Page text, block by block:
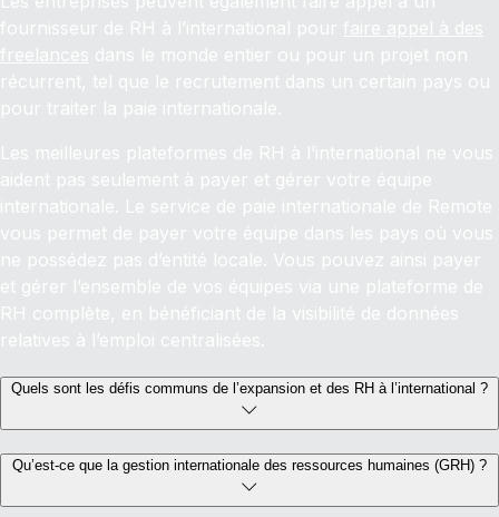
fournisseur de RH à l’international pour faire appel à des
freelances dans le monde entier ou pour un projet non
récurrent, tel que le recrutement dans un certain pays ou
pour traiter la paie internationale.
Les meilleures plateformes de RH à l’international ne vous
aident pas seulement à payer et gérer votre équipe
internationale. Le service de paie internationale de Remote
vous permet de payer votre équipe dans les pays où vous
ne possédez pas d’entité locale. Vous pouvez ainsi payer
et gérer l’ensemble de vos équipes via une plateforme de
RH complète, en bénéficiant de la visibilité de données
relatives à l’emploi centralisées.
Quels sont les défis communs de l’expansion et des RH à l’international ?
Qu’est-ce que la gestion internationale des ressources humaines (GRH) ?